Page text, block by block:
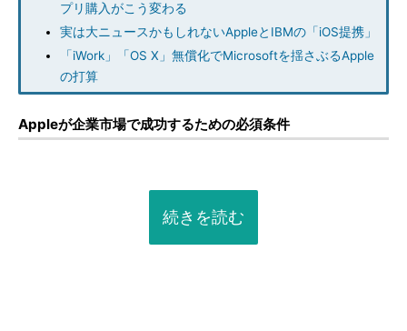
プリ購入がこう変わる
実は大ニュースかもしれないAppleとIBMの「iOS提携」
「iWork」「OS X」無償化でMicrosoftを揺さぶるApple
の打算
Appleが企業市場で成功するための必須条件
続きを読む